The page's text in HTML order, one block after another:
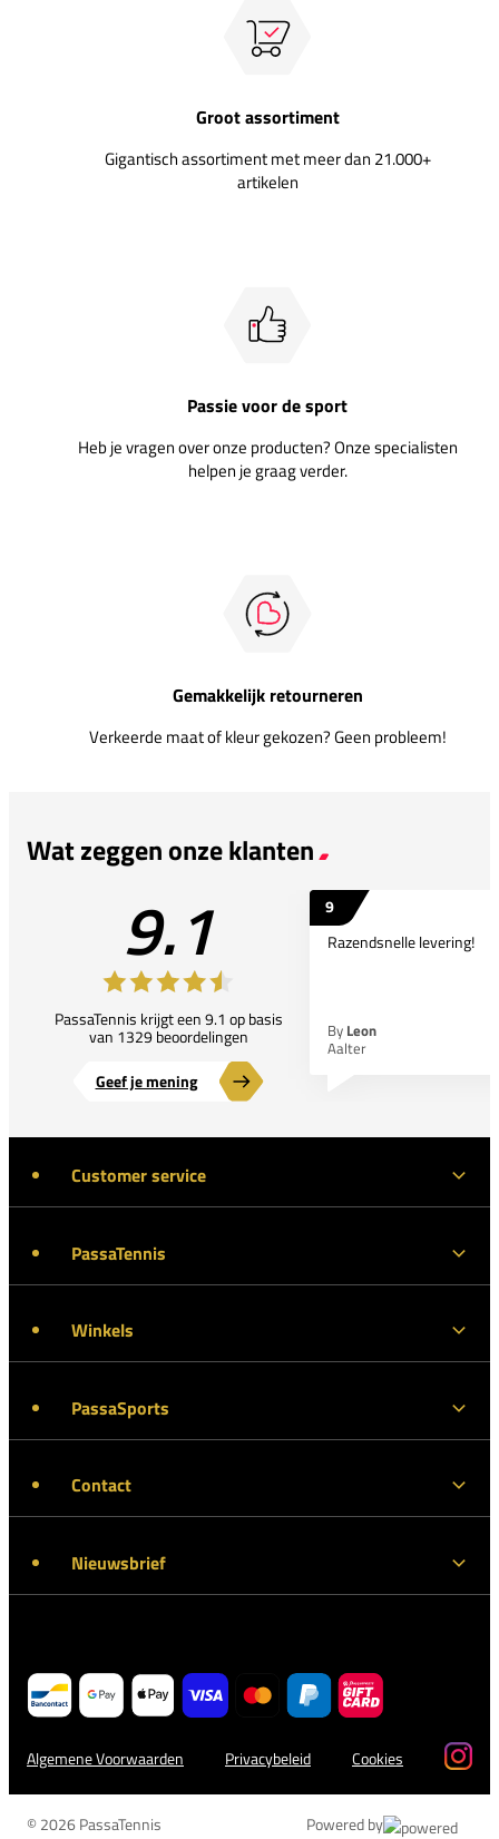
Groot assortiment
Gigantisch assortiment met meer dan 21.000+
artikelen
Passie voor de sport
Heb je vragen over onze producten? Onze specialisten
helpen je graag verder.
Gemakkelijk retourneren
Verkeerde maat of kleur gekozen? Geen probleem!
Wat zeggen onze klanten
9.1
PassaTennis krijgt een 9.1 op basis
van 1329 beoordelingen
Geef je mening
9
Razendsnelle levering!
By Leon
Aalter
Customer service
PassaTennis
Winkels
PassaSports
Contact
Nieuwsbrief
Algemene Voorwaarden Privacybeleid Cookies
© 2026 PassaTennis Powered by